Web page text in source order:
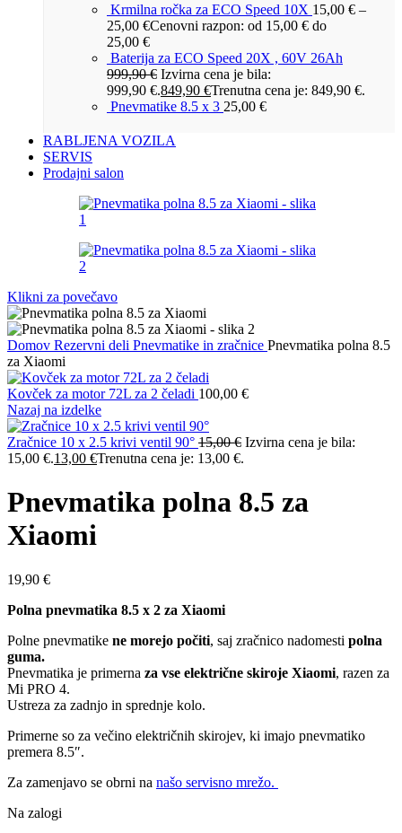
Krmilna ročka za ECO Speed 10X 15,00 € –
25,00 €Cenovni razpon: od 15,00 € do
25,00 €
Baterija za ECO Speed 20X , 60V 26Ah
999,90€ Izvirna cena je bila:
999,90 €.849,90 €Trenutna cena je: 849,90 €.
Pnevmatike 8.5 x 3 25,00 €
RABLJENA VOZILA
SERVIS
Prodajni salon
Klikni za povečavo
Domov Rezervni deli Pnevmatike in zračnice Pnevmatika polna 8.5
za Xiaomi
Kovček za motor 72L za 2 čeladi 100,00 €
Nazaj na izdelke
Zračnice 10 x 2.5 krivi ventil 90° 15,00€ Izvirna cena je bila:
15,00 €.13,00 €Trenutna cena je: 13,00 €.
Pnevmatika polna 8.5 za
Xiaomi
19,90 €
Polna pnevmatika 8.5 x 2 za Xiaomi
Polne pnevmatike ne morejo počiti, saj zračnico nadomesti polna
guma.
Pnevmatika je primerna za vse električne skiroje Xiaomi, razen za
Mi PRO 4.
Ustreza za zadnjo in sprednje kolo.
Primerne so za večino električnih skirojev, ki imajo pnevmatiko
premera 8.5″.
Za zamenjavo se obrni na našo servisno mrežo.
Na zalogi